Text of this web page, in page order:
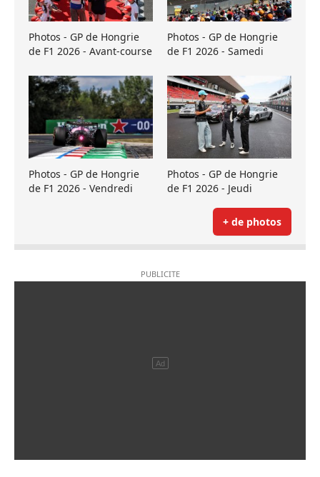
Photos - GP de Hongrie
de F1 2026 - Avant-course
Photos - GP de Hongrie
de F1 2026 - Samedi
Photos - GP de Hongrie
de F1 2026 - Vendredi
Photos - GP de Hongrie
de F1 2026 - Jeudi
+ de photos